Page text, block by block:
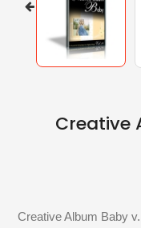
Creative
Creative Album Baby